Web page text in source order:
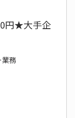
円★大手企
務